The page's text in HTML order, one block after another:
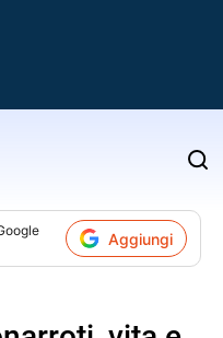
Aggiungi